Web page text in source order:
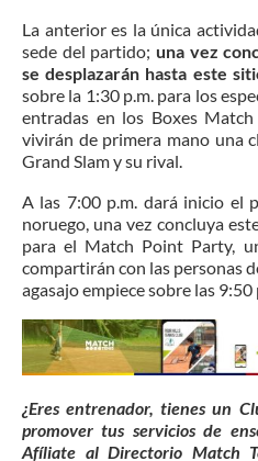
La anterior es la única
sede del partido; una vez
se desplazarán hasta este
sobre la 1:30 p.m. para los
entradas en los Boxes
vivirán de primera mano una
Grand Slam y su rival.
A las 7:00 p.m. dará inicio el
noruego, una vez concluya
para el Match Point Party,
compartirán con las personas
agasajo empiece sobre las 9:50
¿Eres entrenador, tienes un
promover tus servicios de
Afíliate al Directorio Match